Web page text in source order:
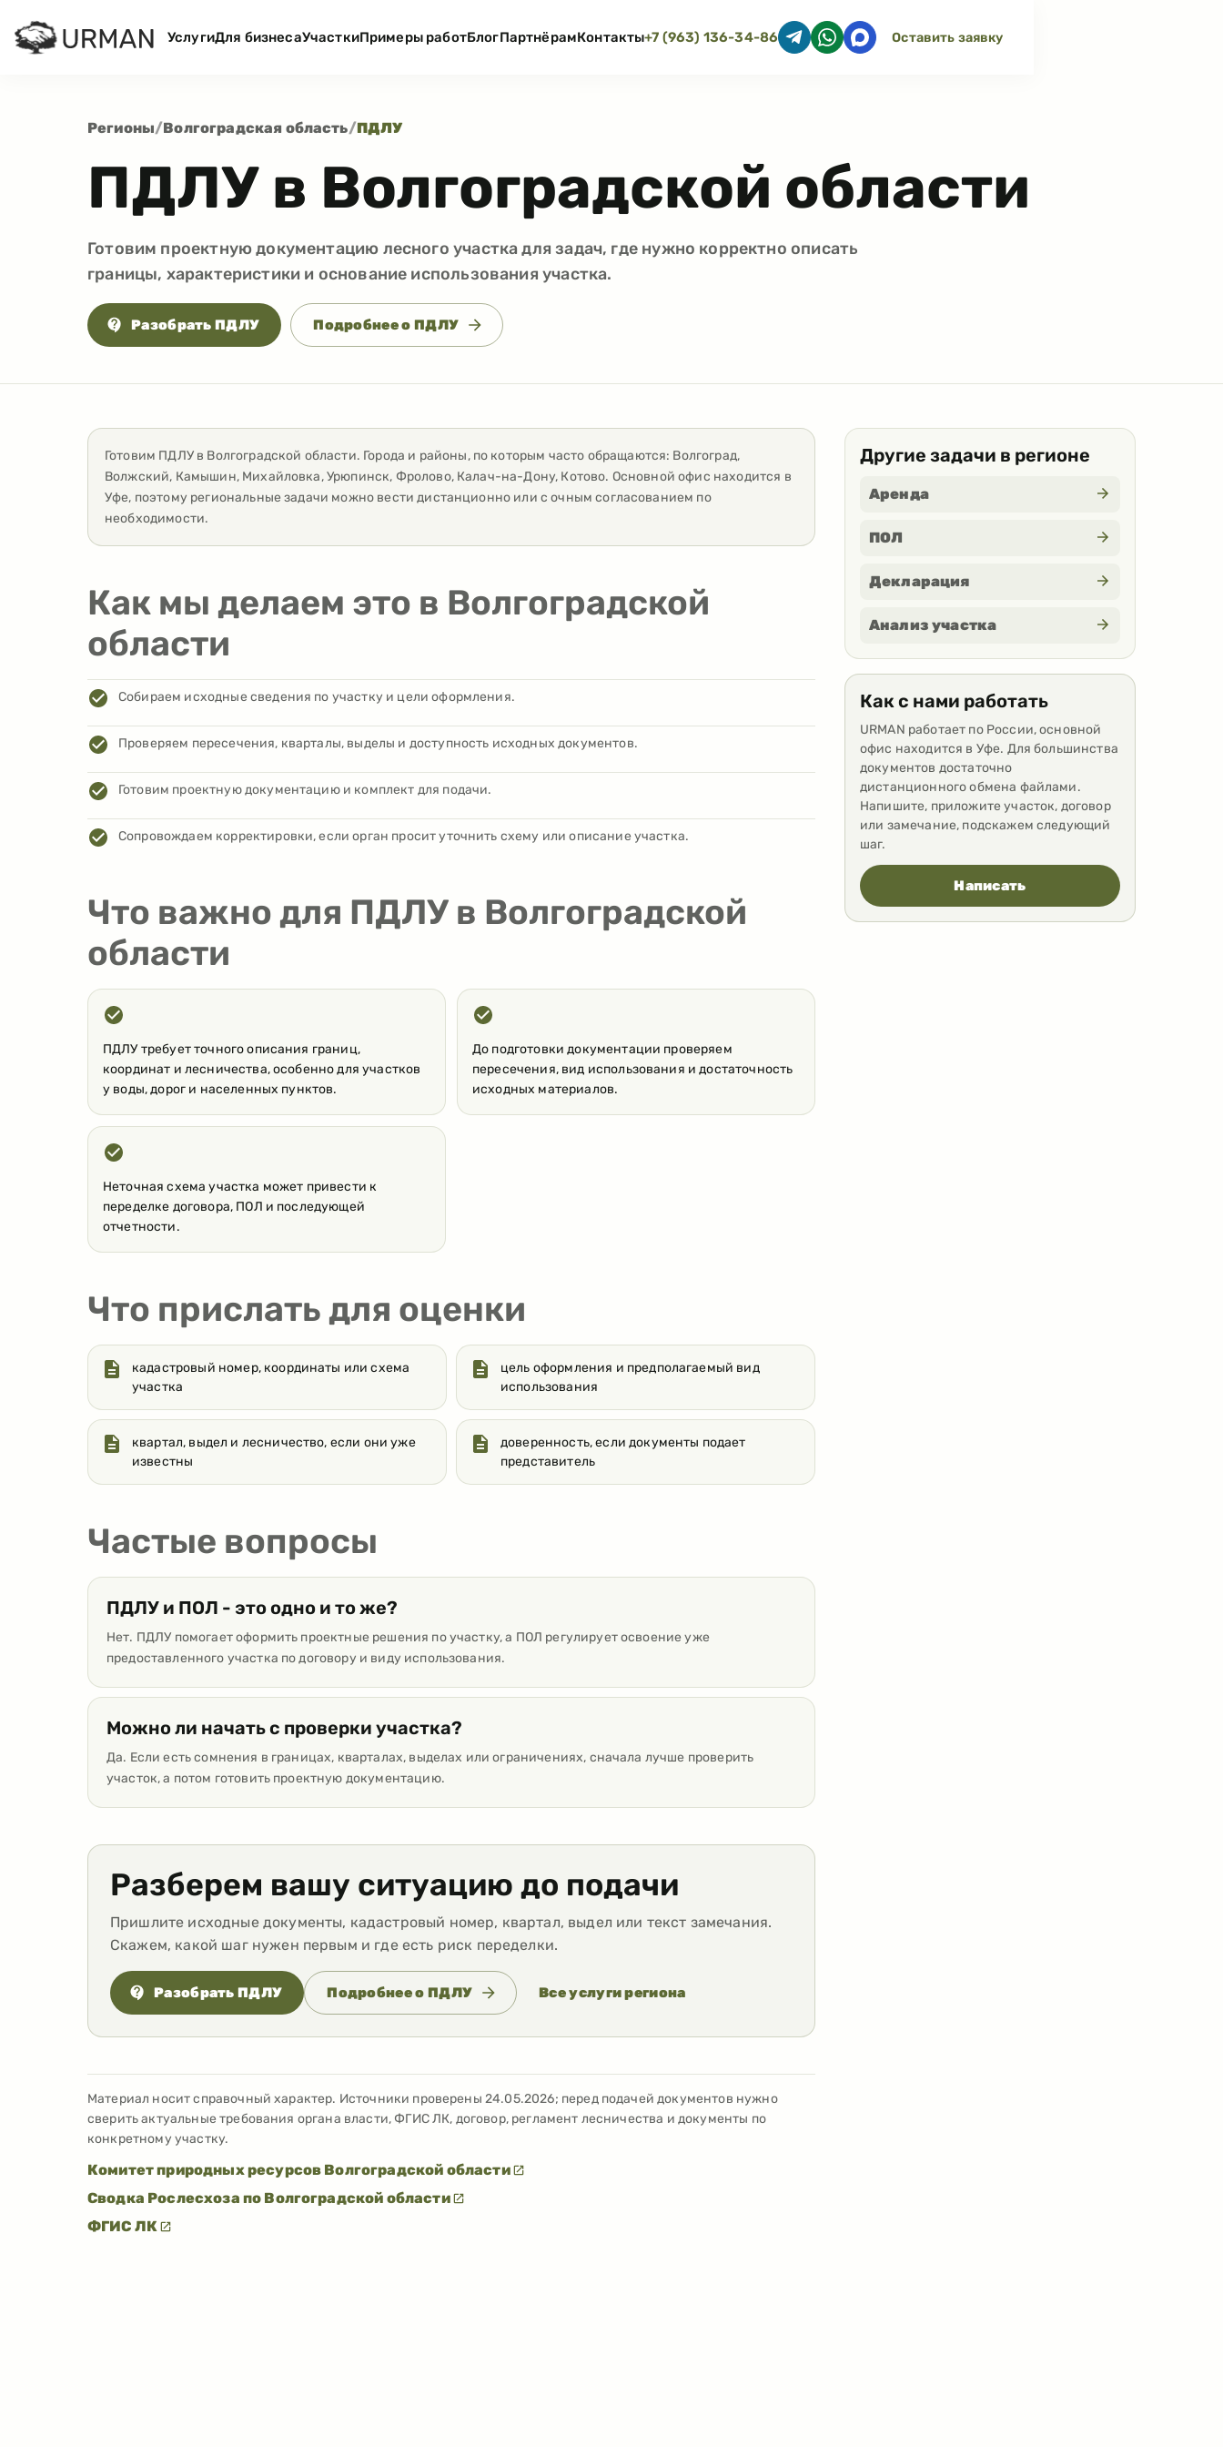
УслугиДля бизнесаУчасткиПримеры работБлогПартнёрамКонтакты+7 (963) 136-34-86 Оставить заявку
Регионы/Волгоградская область/ПДЛУ
ПДЛУ в Волгоградской области
Готовим проектную документацию лесного участка для задач, где нужно корректно описать
границы, характеристики и основание использования участка.
Разобрать ПДЛУ Подробнее о ПДЛУ
Готовим ПДЛУв Волгоградской области. Города и районы, по которым часто обращаются: Волгоград,
Волжский, Камышин, Михайловка, Урюпинск, Фролово, Калач-на-Дону, Котово. Основной офис находится в
Уфе, поэтому региональные задачи можно вести дистанционно или с очным согласованием по
необходимости.
Как мы делаем это в Волгоградской
области
Собираем исходные сведения по участку и цели оформления.
Проверяем пересечения, кварталы, выделы и доступность исходных документов.
Готовим проектную документацию и комплект для подачи.
Сопровождаем корректировки, если орган просит уточнить схему или описание участка.
Что важно для ПДЛУ в Волгоградской
области
ПДЛУ требует точного описания границ,
координат и лесничества, особенно для участков
у воды, дорог и населенных пунктов.
До подготовки документации проверяем
пересечения, вид использования и достаточность
исходных материалов.
Неточная схема участка может привести к
переделке договора, ПОЛ и последующей
отчетности.
Что прислать для оценки
кадастровый номер, координаты или схема
участка
цель оформления и предполагаемый вид
использования
квартал, выдел и лесничество, если они уже
известны
доверенность, если документы подает
представитель
Частые вопросы
ПДЛУ и ПОЛ - это одно и то же?
Нет. ПДЛУ помогает оформить проектные решения по участку, а ПОЛ регулирует освоение уже
предоставленного участка по договору и виду использования.
Можно ли начать с проверки участка?
Да. Если есть сомнения в границах, кварталах, выделах или ограничениях, сначала лучше проверить
участок, а потом готовить проектную документацию.
Разберем вашу ситуацию до подачи
Пришлите исходные документы, кадастровый номер, квартал, выдел или текст замечания.
Скажем, какой шаг нужен первым и где есть риск переделки.
Разобрать ПДЛУ Подробнее о ПДЛУ Все услуги региона
Материал носит справочный характер. Источники проверены 24.05.2026; перед подачей документов нужно
сверить актуальные требования органа власти, ФГИС ЛК, договор, регламент лесничества и документы по
конкретному участку.
Комитет природных ресурсов Волгоградской области
Сводка Рослесхоза по Волгоградской области
ФГИС ЛК
Другие задачи в регионе
Аренда
ПОЛ
Декларация
Анализ участка
Как с нами работать
URMAN работает по России, основной
офис находится в Уфе. Для большинства
документов достаточно
дистанционного обмена файлами.
Напишите, приложите участок, договор
или замечание, подскажем следующий
шаг.
Написать